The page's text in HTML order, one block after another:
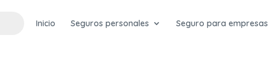
Inicio Seguros personales Seguro para empresas